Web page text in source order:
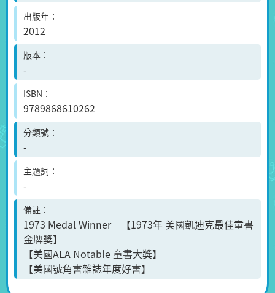
出版年
2012
版本
-
ISBN
9789868610262
分類號
-
主題詞
-
備註
1973 Medal Winner 【1973年 美國凱迪克最佳童書
金牌獎】
【美國ALA Notable 童書大獎】
【美國號角書雜誌年度好書】